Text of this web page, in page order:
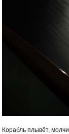
Корабль плывёт,